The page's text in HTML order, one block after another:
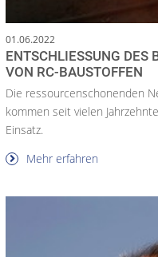
01.06.2022
ENTSCHLIESSUNG DES
ON RC-BAUSTOFFEN
Die ressourcenschonenden
kommen seit vielen
Einsatz.
Mehr erfahren